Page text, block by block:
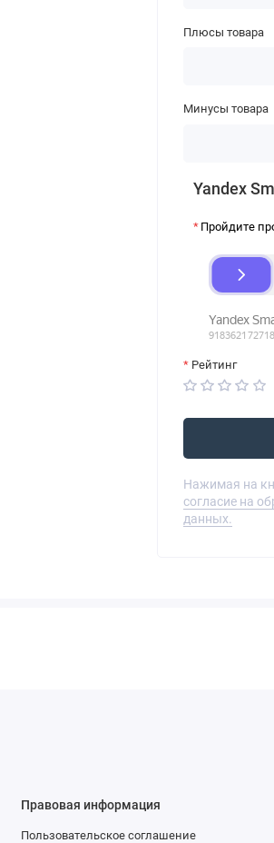
Плюсы товара
Минусы товара
Yandex
Пройдите
Рейтинг
Нажимая на
согласие на
данных.
Правовая информация
Пользовательское соглашение